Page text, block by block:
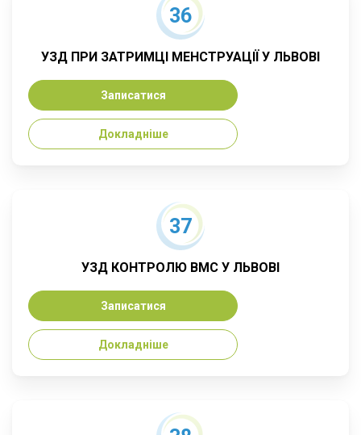
36
УЗД ПРИ ЗАТРИМЦІ МЕНСТРУАЦІЇ У ЛЬВОВІ
Записатися
Докладніше
37
УЗД КОНТРОЛЮ ВМС У ЛЬВОВІ
Записатися
Докладніше